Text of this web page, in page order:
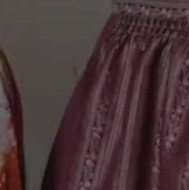
Funktionalität
Kernfunktionen der Website wie die
nicht ordnungsgemäß verwendet werden.
Dieser Cookie wird verwendet, um zwischen
Dies ist für die Website von Vorteil, um gültige
Website zu erstellen.
Dieses Cookie wird vom Cookie-Script.com-
Einwilligungseinstellungen für Besucher-
von Cookie-Script.com muss ordnungsgemäß